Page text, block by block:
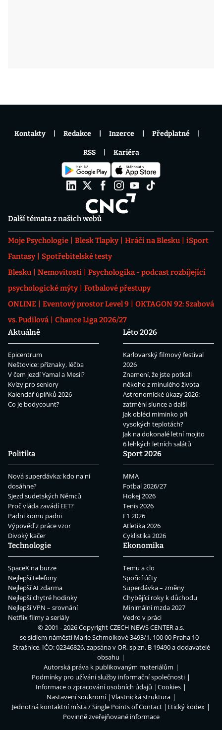
Další témata z našich webů
Moje Psychologie Blesk Tlapky Hráči na Blesku
iSport
Fantasy
Spotřebitelské testy
Blesku
Nemovitosti
Psychologika - podcast rozbíjející
psychologické mýty
Fotbalové přestupy
ONLINE
Eventový prostor Level 9
OKTAGON 92: Szabová
vs. Pudilová
Chance Liga 2026/27
Aktuálně
Epicentrum
Neštovice: příznaky, léčba
V čem jezdí Yamal a Mesii?
Kvízy pro seniory
Kalendář úplňků 2026
Co je bodycount?
Léto 2026
Karlovarský filmový festival
2026
Znamení, že jste potkali
někoho z minulého života
Astronomické úkazy 2026:
zatmění slunce a další
Jak obléci miminko při
vysokých teplotách?
Jak na dokonalé letní mojito
6 lehkých letních salátů
Politika
Nová superdávka: kdo na ní
dosáhne?
Sjezd sudetských Němců
Proč vláda zavádí EET?
Padni komu padni
Výpověď z práce vzor
Divoký kačer
Sport 2026
MMA
Fotbal 2026/27
Hokej 2026
Tenis 2026
F1 2026
Atletika 2026
Cyklistika 2026
Technologie
SpaceX na burze
Nejlepší telefony
Nejlepší AI zdarma
Nejlepší chytré hodinky
Nejlepší VPN – srovnání
Netflix filmy a seriály
Ekonomika
Temu a clo
Spořicí účty
Superdávka – změny
Chybějící roky k důchodu
Minimální mzda 2027
Vedro v práci
Kontakty Redakce Inzerce Předplatné
RSS Kariéra
© 2001 - 2026 CopyrightCZECH NEWS CENTER a.s.
se sídlem náměstí Marie Schmolkové 3493/1, 100 00 Praha 10 -
Strašnice, IČO: 02346826, zapsána v OR, sp.zn. B 19490 a dodavatelé
obsahu
Autorská práva k publikovaným materiálům
Podmínky pro užívání služby informační společnosti
Informace o zpracování osobních údajů
Cookies
Nastavení soukromí
Vlastnická struktura
Jednotná kontaktní místa / Single Points of Contact
Etický kodex
Povinně zveřejňované informace